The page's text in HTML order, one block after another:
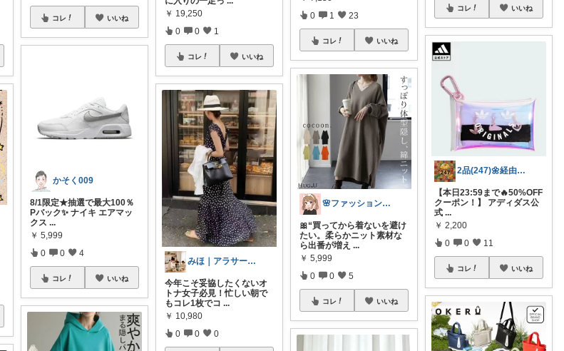
コレ いいね
かそく009
8/1限定★抽選で最大100％
Pバック✨ ナイキ エアマッ
クス ...
￥ 5,999
0 0 4
コレ いいね
￥ 19,250
0 0 1
コレ いいね
みほ｜アラサー主婦｜共働き｜2児育児中
今年こそ妥協したくないオ
トナ女子必見！忙しい朝で
もコレ1枚でコ ...
￥ 10,980
0 0 0
0 1 23
コレ いいね
🌸ファッションハナコの可愛さラボ🌸
🎀“買ってから着ないを避け
たい。柔らかニット素材な
ら出番が増え ...
￥ 5,999
0 0 5
コレ いいね
コレ いいね
2品(247)🌼経由購入感謝です🌼
【本日23:59まで🔥50%OFF
クーポン！】 アディダス公
式 ...
￥ 2,200
0 0 11
コレ いいね